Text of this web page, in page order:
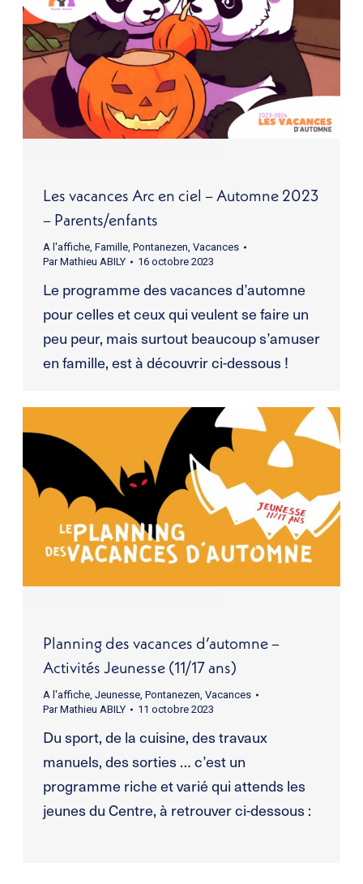
Les vacances Arc en ciel – Automne 2023
– Parents/enfants
A l'affiche, Famille, Pontanezen Vacances
ParMathieu ABILY 16 octobre 2023
Le programme des vacances d’automne
pour celles et ceux qui veulent se faire un
peu peur, mais surtout beaucoup s’amuser
en famille, est à découvrir ci-dessous !
Planning des vacances d’automne –
Activités Jeunesse (11/17 ans)
A l'affiche, Jeunesse, Pontanezen Vacances
ParMathieu ABILY 11 octobre 2023
Du sport, de la cuisine, des travaux
manuels, des sorties … c’est un
programme riche et varié qui attends les
jeunes du Centre, à retrouver ci-dessous :